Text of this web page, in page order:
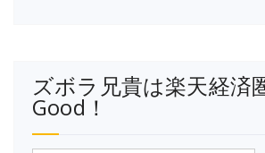
ズボラ兄貴は楽天経済
Good！